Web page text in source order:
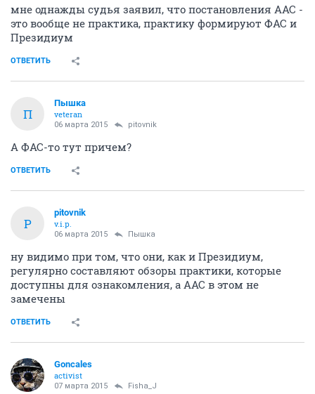
мне однажды судья заявил, что постановления ААС -
это вообще не практика, практику формируют ФАС и
Президиум
ОТВЕТИТЬ
П
Пышка
veteran
06 марта 2015 pitovnik
А ФАС-то тут причем?
ОТВЕТИТЬ
P
pitovnik
v.i.p.
06 марта 2015 Пышка
ну видимо при том, что они, как и Президиум,
регулярно составляют обзоры практики, которые
доступны для ознакомления, а ААС в этом не
замечены
ОТВЕТИТЬ
Goncales
activist
07 марта 2015 Fisha_J